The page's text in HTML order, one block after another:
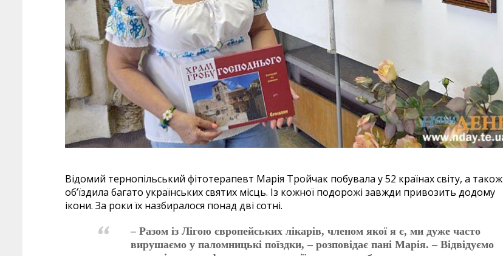
Відомий тернопільський фітотерапевт Марія Тройчак побувала у 52 країнах світу, а також
об’їздила багато українських святих місць. Із кожної подорожі завжди привозить додому
ікони. За роки їх назбиралося понад дві сотні.
– Разом із Лігою європейських лікарів, членом якої я є, ми дуже часто
вирушаємо у паломницькі поїздки, – розповідає пані Марія. – Відвідуємо